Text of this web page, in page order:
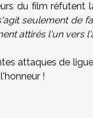
du film réfutent
seulement de
attirés l'un vers
attaques de
!